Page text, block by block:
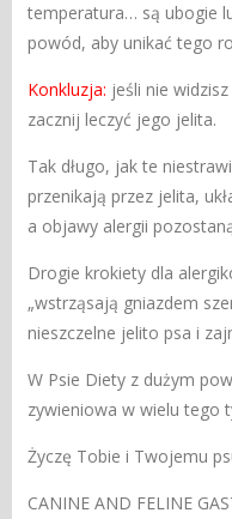
temperatura… są ubogie
powód, aby unikać tego
Konkluzja: jeśli nie
zacznij leczyć jego jelita.
Tak długo, jak te
przenikają przez jelita,
a objawy alergii
Drogie krokiety dla
„wstrząsają gniazdem
nieszczelne jelito psa i
W Psie Diety z dużym
zywieniowa w wielu tego
Życzę Tobie i Twojemu
CANINE AND FELINE